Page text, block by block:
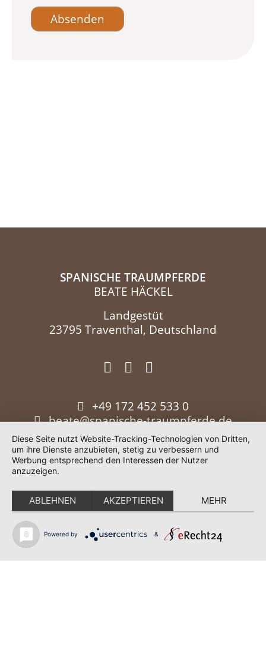
Absenden
SPANISCHE TRAUMPFERDE
BEATE HÄCKEL
Landgestüt
23795 Traventhal, Deutschland
+49 172 452 533 0
beate@spanische-traumpferde.de
Impressum Datenschutz
Diese Seite nutzt Website-Tracking-Technologien von Dritten,
um ihre Dienste anzubieten, stetig zu verbessern und
Werbung entsprechend den Interessen der Nutzer
anzuzeigen.
ABLEHNEN AKZEPTIEREN MEHR
Powered by &